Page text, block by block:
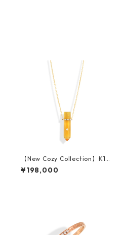
【New Cozy Collection】K10
YG Citrine Necklace
¥198,000